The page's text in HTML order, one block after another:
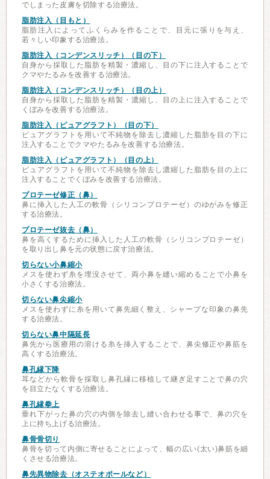
でしまった皮膚を切除する治療法。
脂肪注入（目もと）
脂肪注入によってふくらみを作ることで、目元に張りを与え、
若々しい印象する治療法。
脂肪注入（コンデンスリッチ）（目の下）
自身から採取した脂肪を精製・濃縮し、目の下に注入することで
クマやたるみを改善する治療法。
脂肪注入（コンデンスリッチ）（目の上）
自身から採取した脂肪を精製・濃縮し、目の上に注入することで
くぼみを改善する治療法。
脂肪注入（ピュアグラフト）（目の下）
ピュアグラフトを用いて不純物を除去し濃縮した脂肪を目の下に
注入することでクマやたるみを改善する治療法。
脂肪注入（ピュアグラフト）（目の上）
ピュアグラフトを用いて不純物を除去し濃縮した脂肪を目の上に
注入することでくぼみを改善する治療法。
プロテーゼ修正（鼻）
鼻に挿入した人工の軟骨（シリコンプロテーゼ）のゆがみを修正
する治療法。
プロテーゼ抜去（鼻）
鼻を高くするために挿入した人工の軟骨（シリコンプロテーゼ）
を取り出し鼻を元の状態に戻す治療法。
切らない小鼻縮小
メスを使わず糸を埋没させて、両小鼻を縫い縮めることで小鼻を
小さくする治療法。
切らない鼻尖縮小
メスを使わずに糸を用いて鼻先細く整え、シャープな印象の鼻先
する治療法。
切らない鼻中隔延長
鼻先から医療用の溶ける糸を挿入することで、鼻尖修正や鼻筋を
高くする治療法。
鼻孔縁下降
耳などから軟骨を採取し鼻孔縁に移植して継ぎ足すことで鼻の穴
を目立たなくする治療法。
鼻孔縁拳上
垂れ下がった鼻の穴の内側を除去し縫い合わせる事で、鼻の穴を
上に持ち上げる治療法。
鼻骨骨切り
鼻骨を切って内側に寄せることによって、幅の広い(太い)鼻筋を細
くさせる治療法。
鼻先異物除去（オステオポールなど）